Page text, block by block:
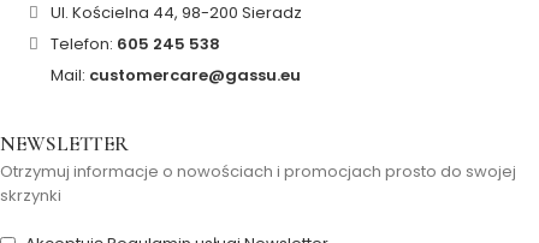
Ul. Kościelna 44, 98-200 Sieradz
Telefon: 605 245 538
Mail: customercare@gassu.eu
NEWSLETTER
Otrzymuj informacje o nowościach i promocjach prosto do swojej
skrzynki